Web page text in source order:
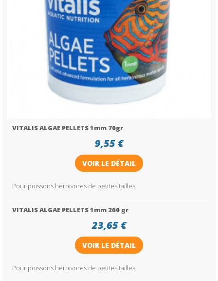
VITALIS ALGAE PELLETS 1mm 70gr
9,55 €
VOIR LE DÉTAIL
Pour poissons herbivores de petites tailles.
VITALIS ALGAE PELLETS 1mm 260 gr
23,65 €
VOIR LE DÉTAIL
Pour poissons herbivores de petites tailles.